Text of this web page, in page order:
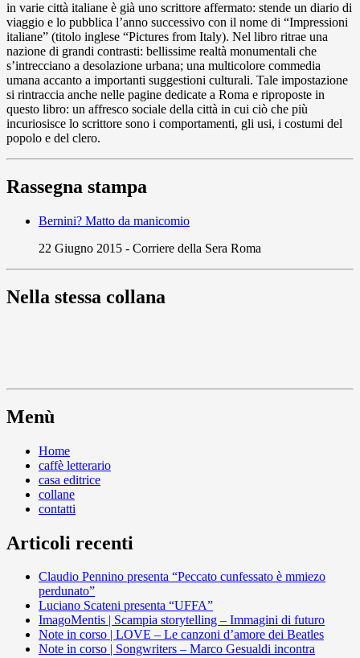
in varie città italiane è già uno scrittore affermato: stende un diario di
viaggio e lo pubblica l’anno successivo con il nome di “Impressioni
italiane” (titolo inglese “Pictures from Italy). Nel libro ritrae una
nazione di grandi contrasti: bellissime realtà monumentali che
s’intrecciano a desolazione urbana; una multicolore commedia
umana accanto a importanti suggestioni culturali. Tale impostazione
si rintraccia anche nelle pagine dedicate a Roma e riproposte in
questo libro: un affresco sociale della città in cui ciò che più
incuriosisce lo scrittore sono i comportamenti, gli usi, i costumi del
popolo e del clero.
Rassegna stampa
Bernini? Matto da manicomio
22 Giugno 2015 - Corriere della Sera Roma
Nella stessa collana
Menù
Home
caffè letterario
casa editrice
collane
contatti
Articoli recenti
Claudio Pennino presenta “Peccato cunfessato è mmiezo
perdunato”
Luciano Scateni presenta “UFFA”
ImagoMentis | Scampia storytelling – Immagini di futuro
Note in corso | LOVE – Le canzoni d’amore dei Beatles
Note in corso | Songwriters – Marco Gesualdi incontra